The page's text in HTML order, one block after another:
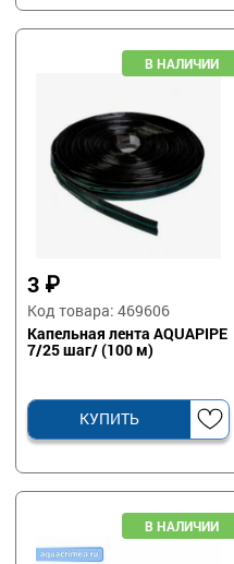
3 ₽
Код товара: 469606
Капельная лента AQUAPIPE
7/25 шаг/ (100 м)
КУПИТЬ